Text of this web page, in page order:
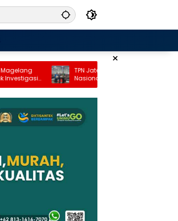
×
TPN Jateng Gelar Roadshow Seminar
Nasional “How To Be A Great Teacher”
Dihadiri Ribuan Guru di Purworejo